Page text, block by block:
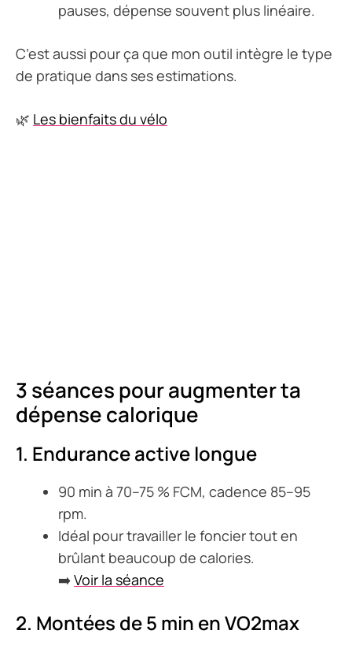
pauses, dépense souvent plus linéaire.
C’est aussi pour ça que mon outil intègre le type
de pratique dans ses estimations.
🌿 Les bienfaits du vélo
3 séances pour augmenter ta
dépense calorique
1. Endurance active longue
90 min à 70–75 % FCM, cadence 85–95
rpm.
Idéal pour travailler le foncier tout en
brûlant beaucoup de calories.
➡️Voir la séance
2. Montées de 5 min en VO2max